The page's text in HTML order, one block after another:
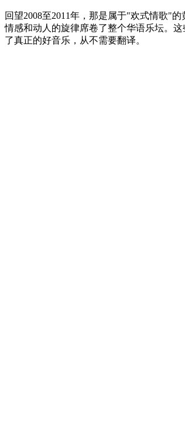
回望2008至2011年，那是属于"欢式情歌"的
情感和动人的旋律席卷了整个华语乐坛。
了真正的好音乐，从不需要翻译。